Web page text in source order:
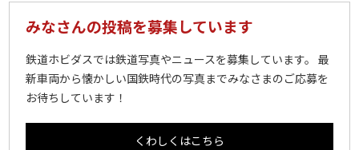
みなさんの投稿を募集しています
鉄道ホビダスでは鉄道写真やニュースを募集しています。 最
新車両から懐かしい国鉄時代の写真までみなさまのご応募を
お待ちしています！
くわしくはこちら